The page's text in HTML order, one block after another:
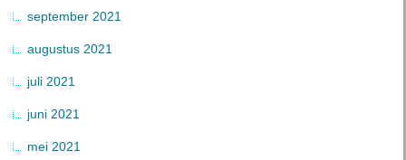
september 2021
augustus 2021
juli 2021
juni 2021
mei 2021